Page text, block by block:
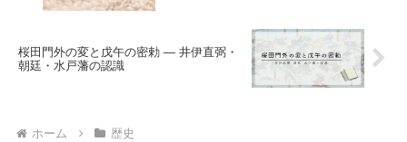
桜田門外の変と戊午の密勅 ― 井伊直弼・
朝廷・水戸藩の認識
ホーム 歴史